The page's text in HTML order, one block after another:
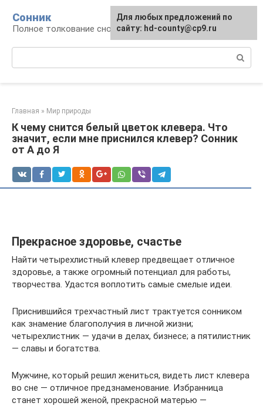
контенту
Сонник
Полное толкование снов
Главная » Мир природы
К чему снится белый цветок клевера. Что
значит, если мне приснился клевер? Сонник
от А до Я
Прекрасное здоровье, счастье
Найти четырехлистный клевер предвещает отличное
здоровье, а также огромный потенциал для работы,
творчества. Удастся воплотить самые смелые идеи.
Приснившийся трехчастный лист трактуется сонником
как знамение благополучия в личной жизни;
четырехлистник — удачи в делах, бизнесе; а пятилистник
— славы и богатства.
Мужчине, который решил жениться, видеть лист клевера
во сне — отличное предзнаменование. Избранница
станет хорошей женой, прекрасной матерью —
Для любых предложений по
сайту: hd-county@cp9.ru